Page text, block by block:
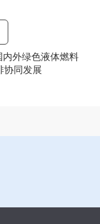
内外绿色液体燃料
协同发展